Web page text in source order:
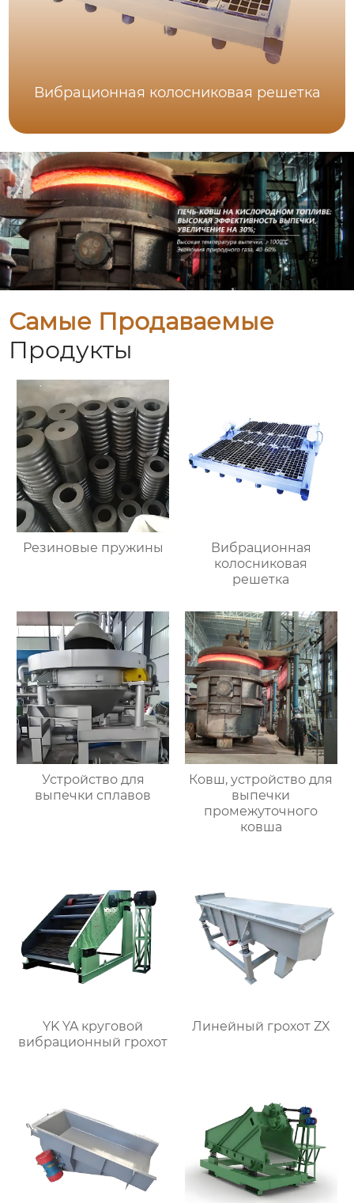
Вибрационная колосниковая решетка
Самые Продаваемые
Продукты
Резиновые пружины
Вибрационная
колосниковая
решетка
Устройство для
выпечки сплавов
Ковш, устройство для
выпечки
промежуточного
ковша
YK YA круговой
вибрационный грохот
Линейный грохот ZX